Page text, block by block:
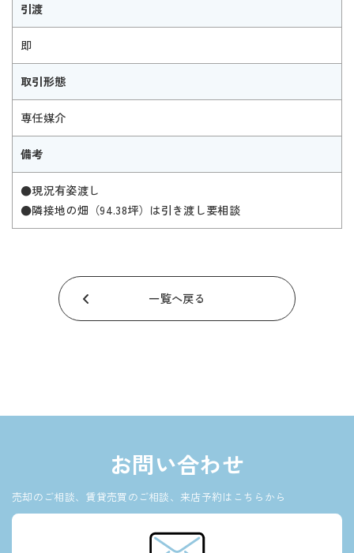
引渡
即
取引形態
専任媒介
備考
●現況有姿渡し
●隣接地の畑（94.38坪）は引き渡し要相談
一覧へ戻る
お問い合わせ
売却のご相談、賃貸売買のご相談、来店予約はこちらから